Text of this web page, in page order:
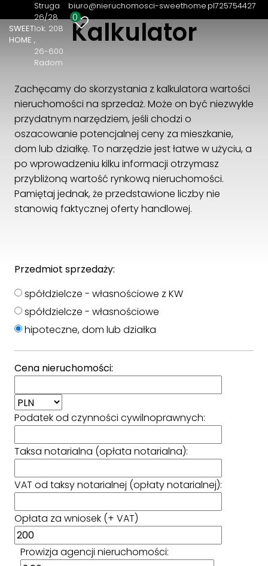
SWEET
HOME
Struga
26/28
lok. 208
26-600
Radom
biuro@nieruchomosci-sweethome.pl725754427
0
SWEET HOME
Struga 26/28 lok. 208
26-600 Radom
biuro@nieruchomosci-sweethome.pl
Kalkulator
Zachęcamy do skorzystania z kalkulatora wartości
nieruchomości na sprzedaż. Może on być niezwykle
przydatnym narzędziem, jeśli chodzi o
oszacowanie potencjalnej ceny za mieszkanie,
dom lub działkę. To narzędzie jest łatwe w użyciu, a
po wprowadzeniu kilku informacji otrzymasz
przybliżoną wartość rynkową nieruchomości.
Pamiętaj jednak, że przedstawione liczby nie
stanowią faktycznej oferty handlowej.
Przedmiot sprzedaży:
spółdzielcze - własnościowe z KW
spółdzielcze - własnościowe
hipoteczne, dom lub działka
Cena nieruchomości:
Podatek od czynności cywilnoprawnych:
Taksa notarialna (opłata notarialna):
VAT od taksy notarialnej (opłaty notarialnej):
Opłata za wniosek (+ VAT)
Prowizja agencji nieruchomości: